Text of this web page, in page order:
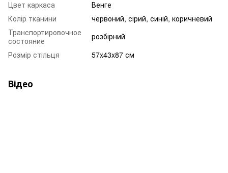
Цвет каркаса
Венге
Колір тканини
червоний, сірий, синій, коричневий
Транспортировочное
состояние
розбірний
Розмір стільця
57x43x87 см
Відео